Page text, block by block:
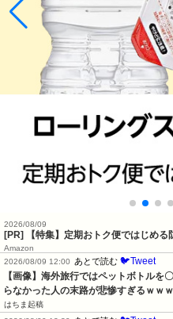
2026/08/09
[PR] 【特集】定期おトク便ではじめ
Amazon
2026/08/09 12:00
あとで読む 🐦Tweet
【画像】海外旅行ではペットボトル
らなかった人の末路が悲惨すぎるｗｗ
はちま起稿